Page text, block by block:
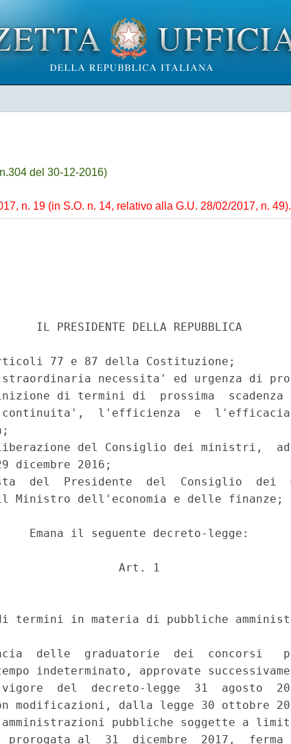
del 30-12-2016)
n. 19 (in S.O. n. 14, relativo alla G.U. 28/02/2017, n. 49).